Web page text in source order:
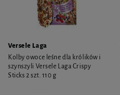
Versele Laga
Kolby owoce leśne dla królików i
szynszyli Versele Laga Crispy
Sticks 2 szt. 110 g